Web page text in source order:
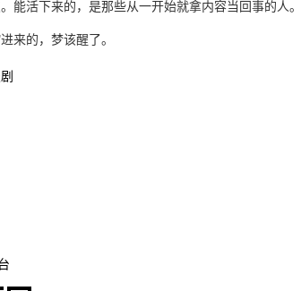
能活下来的，是那些从一开始就拿内容当回事的人。
来的，梦该醒了。